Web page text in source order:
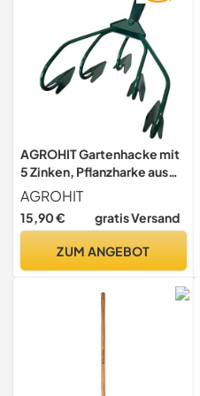
AGROHIT Gartenhacke mit
5 Zinken, Pflanzharke aus
Stahl, Blumenharke mit Ø
2,8 cm Stieldülle,
Kultivator zur
Unkrautentfernung,
Garten, 29 x 23 cm, Grün
AGROHIT
15,90 € gratis Versand
ZUM ANGEBOT